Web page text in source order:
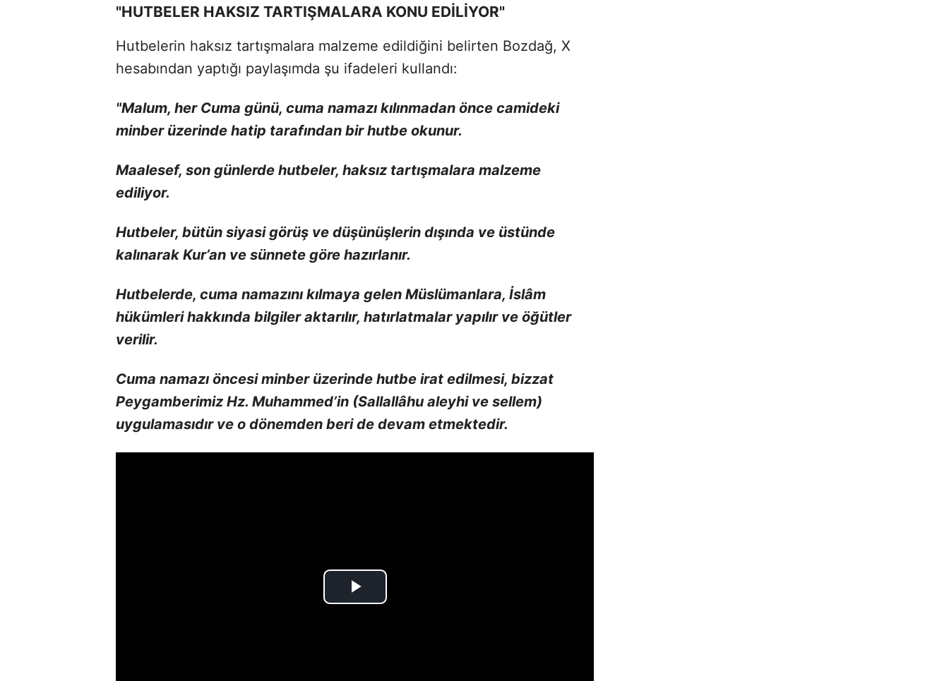
"HUTBELER HAKSIZ TARTIŞMALARA KONU EDİLİYOR"
Hutbelerin haksız tartışmalara malzeme edildiğini belirten Bozdağ, X
hesabından yaptığı paylaşımda şu ifadeleri kullandı:
"Malum, her Cuma günü, cuma namazı kılınmadan önce camideki
minber üzerinde hatip tarafından bir hutbe okunur.
Maalesef, son günlerde hutbeler, haksız tartışmalara malzeme
ediliyor.
Hutbeler, bütün siyasi görüş ve düşünüşlerin dışında ve üstünde
kalınarak Kur’an ve sünnete göre hazırlanır.
Hutbelerde, cuma namazını kılmaya gelen Müslümanlara, İslâm
hükümleri hakkında bilgiler aktarılır, hatırlatmalar yapılır ve öğütler
verilir.
Cuma namazı öncesi minber üzerinde hutbe irat edilmesi, bizzat
Peygamberimiz Hz. Muhammed’in (Sallallâhu aleyhi ve sellem)
uygulamasıdır ve o dönemden beri de devam etmektedir.